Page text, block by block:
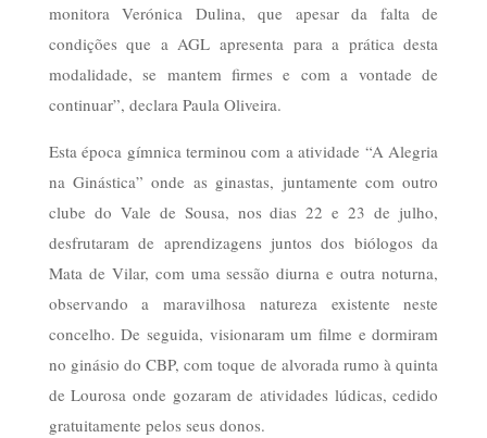
monitora Verónica Dulina, que apesar da falta de
condições que a AGL apresenta para a prática desta
modalidade, se mantem firmes e com a vontade de
continuar”, declara Paula Oliveira.
Esta época gímnica terminou com a atividade “A Alegria
na Ginástica” onde as ginastas, juntamente com outro
clube do Vale de Sousa, nos dias 22 e 23 de julho,
desfrutaram de aprendizagens juntos dos biólogos da
Mata de Vilar, com uma sessão diurna e outra noturna,
observando a maravilhosa natureza existente neste
concelho. De seguida, visionaram um filme e dormiram
no ginásio do CBP, com toque de alvorada rumo à quinta
de Lourosa onde gozaram de atividades lúdicas, cedido
gratuitamente pelos seus donos.